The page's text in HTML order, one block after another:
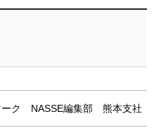
ーク NASSE編集部 熊本支社